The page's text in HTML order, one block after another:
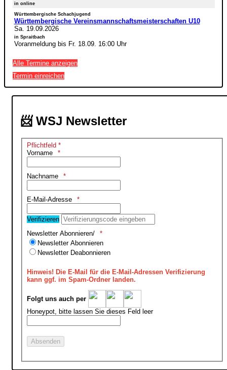
in online
Württembergische Schachjugend
Württembergische Vereinsmannschaftsmeisterschaften U10
Sa. 19.09.2026
in Spraitbach
Voranmeldung bis Fr. 18.09. 16:00 Uhr
Alle Termine anzeigen
Termin einreichen
📨 WSJ Newsletter
Pflichtfeld *
Vorname
Nachname
E-Mail-Adresse
Verifizieren
Newsletter Abonnieren/
Newsletter Abonnieren
Newsletter Deabonnieren
Hinweis! Die E-Mail für die E-Mail-Adressen Verifizierung
kann ggf. im Spam-Ordner landen.
Folgt uns auch per
Honeypot, bitte lassen Sie dieses Feld leer